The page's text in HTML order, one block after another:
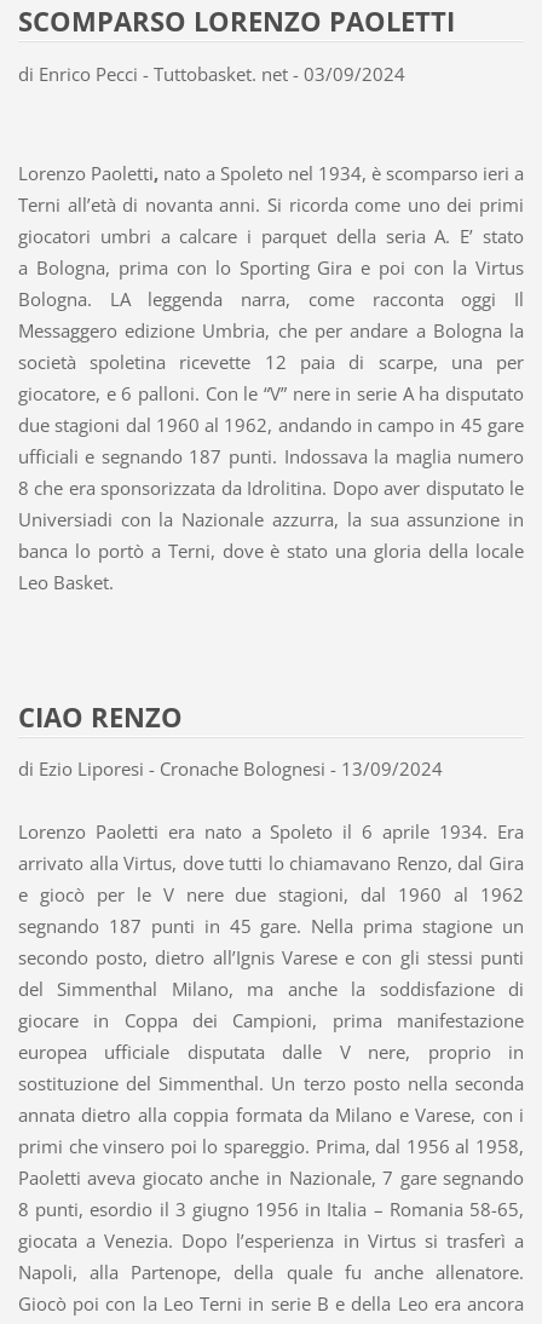
SCOMPARSO LORENZO PAOLETTI
di Enrico Pecci - Tuttobasket. net - 03/09/2024
Lorenzo Paoletti, nato a Spoleto nel 1934, è scomparso ieri a
Terni all’età di novanta anni. Si ricorda come uno dei primi
giocatori umbri a calcare i parquet della seria A. E’ stato
a Bologna, prima con lo Sporting Gira e poi con la Virtus
Bologna. LA leggenda narra, come racconta oggi Il
Messaggero edizione Umbria, che per andare a Bologna la
società spoletina ricevette 12 paia di scarpe, una per
giocatore, e 6 palloni. Con le “V” nere in serie A ha disputato
due stagioni dal 1960 al 1962, andando in campo in 45 gare
ufficiali e segnando 187 punti. Indossava la maglia numero
8 che era sponsorizzata da Idrolitina. Dopo aver disputato le
Universiadi con la Nazionale azzurra, la sua assunzione in
banca lo portò a Terni, dove è stato una gloria della locale
Leo Basket.
CIAO RENZO
di Ezio Liporesi - Cronache Bolognesi - 13/09/2024
Lorenzo Paoletti era nato a Spoleto il 6 aprile 1934. Era
arrivato alla Virtus, dove tutti lo chiamavano Renzo, dal Gira
e giocò per le V nere due stagioni, dal 1960 al 1962
segnando 187 punti in 45 gare. Nella prima stagione un
secondo posto, dietro all’Ignis Varese e con gli stessi punti
del Simmenthal Milano, ma anche la soddisfazione di
giocare in Coppa dei Campioni, prima manifestazione
europea ufficiale disputata dalle V nere, proprio in
sostituzione del Simmenthal. Un terzo posto nella seconda
annata dietro alla coppia formata da Milano e Varese, con i
primi che vinsero poi lo spareggio. Prima, dal 1956 al 1958,
Paoletti aveva giocato anche in Nazionale, 7 gare segnando
8 punti, esordio il 3 giugno 1956 in Italia – Romania 58-65,
giocata a Venezia. Dopo l’esperienza in Virtus si trasferì a
Napoli, alla Partenope, della quale fu anche allenatore.
Giocò poi con la Leo Terni in serie B e della Leo era ancora